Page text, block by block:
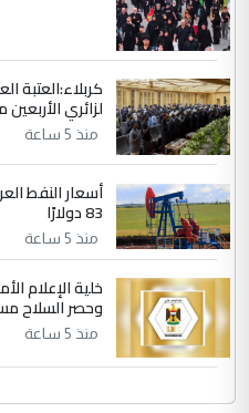
كربلاء:العتبة
لزائري
منذ 5 ساعة
أسعار النفط
83 دولارًا
منذ 5 ساعة
خلية الإعلام
وحصر السلاح
منذ 5 ساعة